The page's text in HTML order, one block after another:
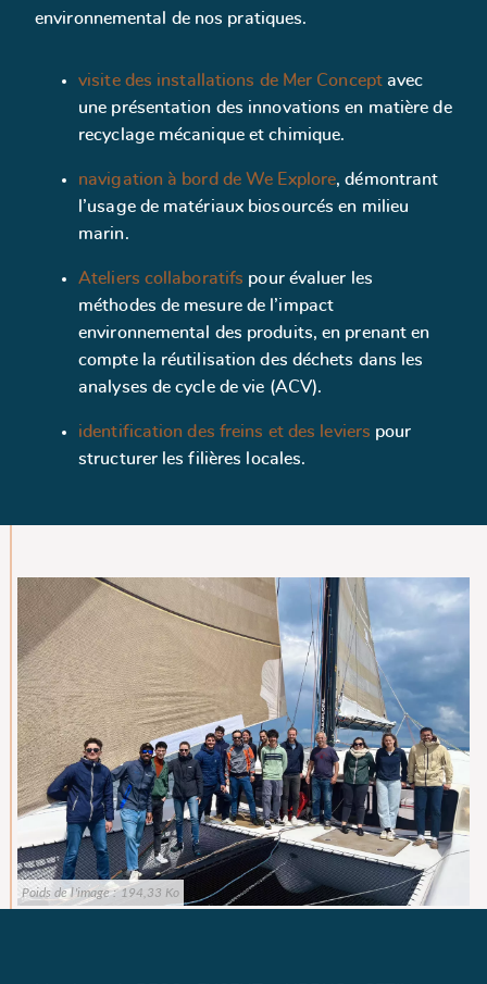
environnemental de nos pratiques.
visite des installations de Mer Conceptavec
une présentation des innovations en matière de
recyclage mécanique et chimique.
navigation à bord de We Explore, démontrant
l’usage de matériaux biosourcés en milieu
marin.
Ateliers collaboratifs pour évaluer les
méthodes de mesure de l’impact
environnemental des produits, en prenant en
compte la réutilisation des déchets dans les
analyses de cycle de vie (ACV).
identification des freins et des leviers pour
structurer les filières locales.
Poids de l'image :194,33 Ko